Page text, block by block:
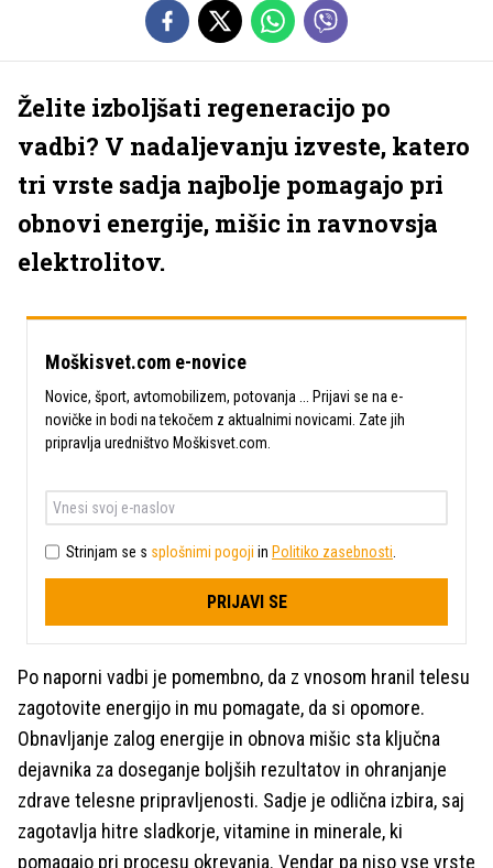
Želite izboljšati regeneracijo po
vadbi? V nadaljevanju izveste, katero
tri vrste sadja najbolje pomagajo pri
obnovi energije, mišic in ravnovsja
elektrolitov.
Moškisvet.com e-novice
Novice, šport, avtomobilizem, potovanja ... Prijavi se na e-
novičke in bodi na tekočem z aktualnimi novicami. Zate jih
pripravlja uredništvo Moškisvet.com.
Strinjam se s splošnimi pogoji in Politiko zasebnosti
PRIJAVI SE
Po naporni vadbi je pomembno, da z vnosom hranil telesu
zagotovite energijo in mu pomagate, da si opomore.
Obnavljanje zalog energije in obnova mišic sta ključna
dejavnika za doseganje boljših rezultatov in ohranjanje
zdrave telesne pripravljenosti. Sadje je odlična izbira, saj
zagotavlja hitre sladkorje, vitamine in minerale, ki
pomagajo pri procesu okrevanja. Vendar pa niso vse vrste